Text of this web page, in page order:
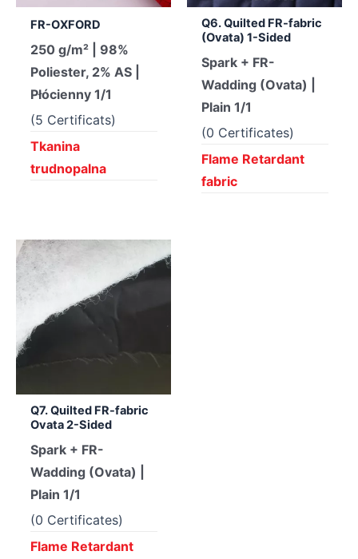
FR-OXFORD
250 g/m² | 98%
Poliester, 2% AS |
Płócienny 1/1
(5 Certificats)
Tkanina
trudnopalna
Q6. Quilted FR-fabric
(Ovata) 1-Sided
Spark + FR-
Wadding (Ovata) |
Plain 1/1
(0 Certificates)
Flame Retardant
fabric
Q7. Quilted FR-fabric
Ovata 2-Sided
Spark + FR-
Wadding (Ovata) |
Plain 1/1
(0 Certificates)
Flame Retardant